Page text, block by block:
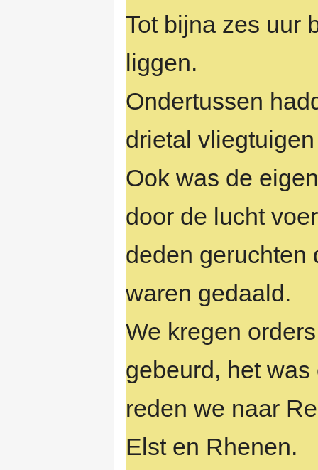
Tot bijna zes uur
liggen.
Ondertussen
drietal
Ook was de
door de lucht
deden geruchten
waren gedaald.
We kregen
gebeurd, het
reden we naar
Elst en Rhenen.